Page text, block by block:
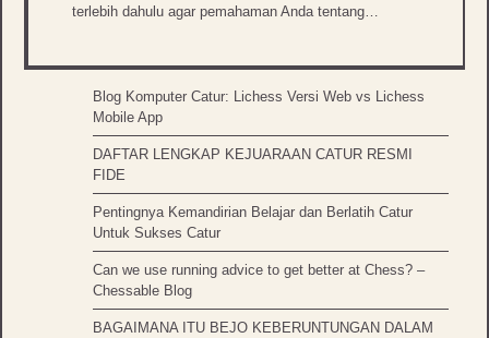
terlebih dahulu agar pemahaman Anda tentang…
Blog Komputer Catur: Lichess Versi Web vs Lichess
Mobile App
DAFTAR LENGKAP KEJUARAAN CATUR RESMI
FIDE
Pentingnya Kemandirian Belajar dan Berlatih Catur
Untuk Sukses Catur
Can we use running advice to get better at Chess? –
Chessable Blog
BAGAIMANA ITU BEJO KEBERUNTUNGAN DALAM